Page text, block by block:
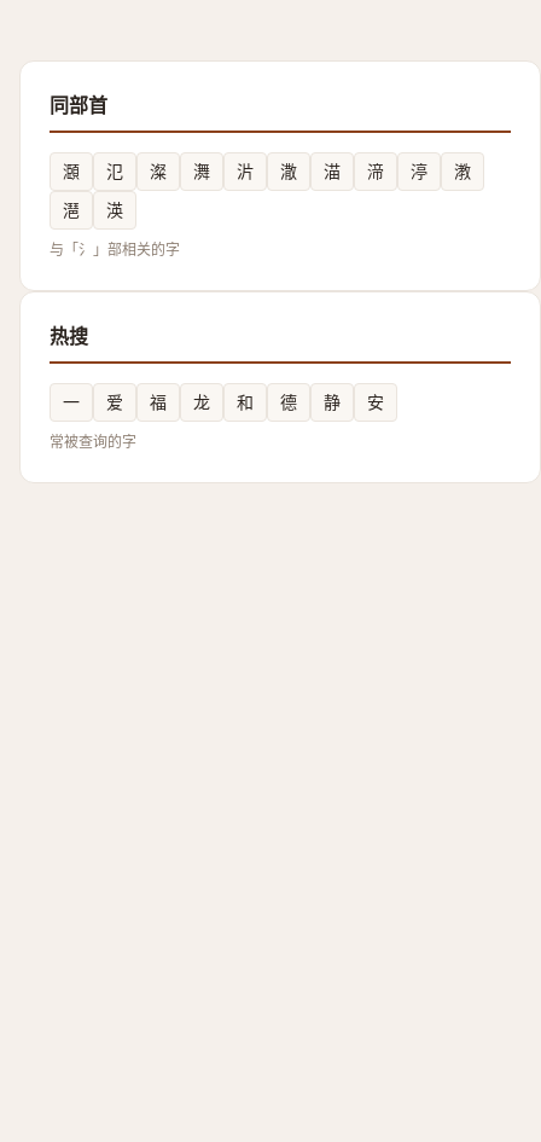
同部首
㶊 氾 澯 㵲 沜 潵 渵 渧 渟
漖
潖
渶
与「氵」部相关的字
热搜
一 爱 福 龙 和 德 静 安
常被查询的字